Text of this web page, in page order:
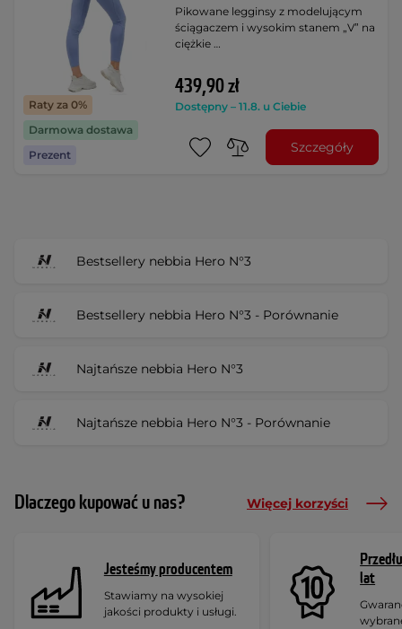
Raty za 0%
Darmowa dostawa
Prezent
Pikowane legginsy z modelującym
ściągaczem i wysokim stanem „V” na
ciężkie …
439,90 zł
Dostępny – 11.8. u Ciebie
Szczegóły
Bestsellery nebbia Hero N°3
Bestsellery nebbia Hero N°3 - Porównanie
Najtańsze nebbia Hero N°3
Najtańsze nebbia Hero N°3 - Porównanie
Dlaczego kupować u nas? Więcej korzyści
Jesteśmy producentem
Stawiamy na wysokiej
jakości produkty i usługi.
lat